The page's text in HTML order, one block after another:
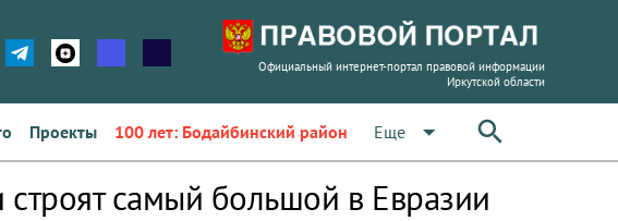
Официальный интернет-портал правовой информации
Иркутской области
Проекты 100 лет: Бодайбинский район Еще arrow_drop_down
самый большой в Евразии